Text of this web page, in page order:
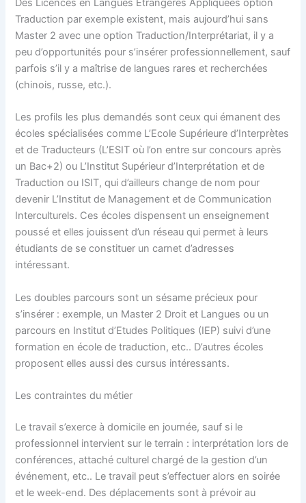
Des Licences en Langues Etrangères Appliquées option
Traduction par exemple existent, mais aujourd’hui sans
Master 2 avec une option Traduction/Interprétariat, il y a
peu d’opportunités pour s’insérer professionnellement, sauf
parfois s’il y a maîtrise de langues rares et recherchées
(chinois, russe, etc.).
Les profils les plus demandés sont ceux qui émanent des
écoles spécialisées comme L’Ecole Supérieure d’Interprètes
et de Traducteurs (L’ESIT où l’on entre sur concours après
un Bac+2) ou L’Institut Supérieur d’Interprétation et de
Traduction ou ISIT, qui d’ailleurs change de nom pour
devenir L’Institut de Management et de Communication
Interculturels. Ces écoles dispensent un enseignement
poussé et elles jouissent d’un réseau qui permet à leurs
étudiants de se constituer un carnet d’adresses
intéressant.
Les doubles parcours sont un sésame précieux pour
s’insérer : exemple, un Master 2 Droit et Langues ou un
parcours en Institut d’Etudes Politiques (IEP) suivi d’une
formation en école de traduction, etc.. D’autres écoles
proposent elles aussi des cursus intéressants.
Les contraintes du métier
Le travail s’exerce à domicile en journée, sauf si le
professionnel intervient sur le terrain : interprétation lors de
conférences, attaché culturel chargé de la gestion d’un
événement, etc.. Le travail peut s’effectuer alors en soirée
et le week-end. Des déplacements sont à prévoir au